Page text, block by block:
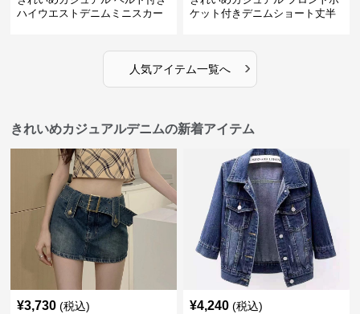
ハイウエストデニムミニスカー
ケット付きデニムショート丈半
人気アイテム一覧へ ›
きれいめカジュアルデニムの新着アイテム
¥3,730 (税込) ¥4,240 (税込)